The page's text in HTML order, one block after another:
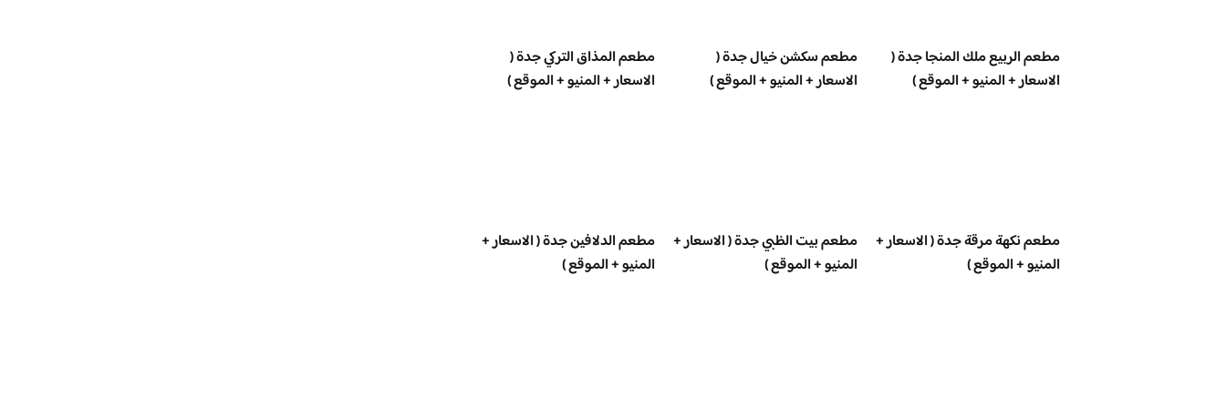
مطعم الربيع ملك المنجا جدة (
الاسعار + المنيو + الموقع )
مطعم سكشن خيال جدة (
الاسعار + المنيو + الموقع )
مطعم المذاق التركي جدة (
الاسعار + المنيو + الموقع )
مطعم نكهة مرقة جدة ( الاسعار +
المنيو + الموقع )
مطعم بيت الظبي جدة ( الاسعار +
المنيو + الموقع )
مطعم الدلافين جدة ( الاسعار +
المنيو + الموقع )